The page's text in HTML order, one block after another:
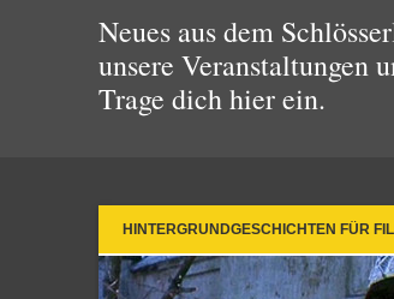
Neues aus dem
unsere Veranstaltungen
Trage dich hier ein.
HINTERGRUNDGESCHICHTEN FÜR